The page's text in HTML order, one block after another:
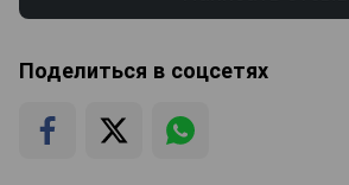
Поделиться в соцсетях